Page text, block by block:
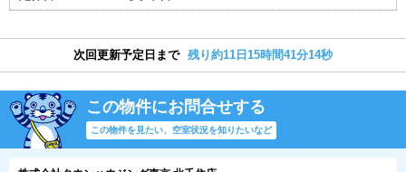
次回更新予定日まで 残り約11日15時間41分13秒
この物件にお問合せする
この物件を見たい、空室状況を知りたいなど